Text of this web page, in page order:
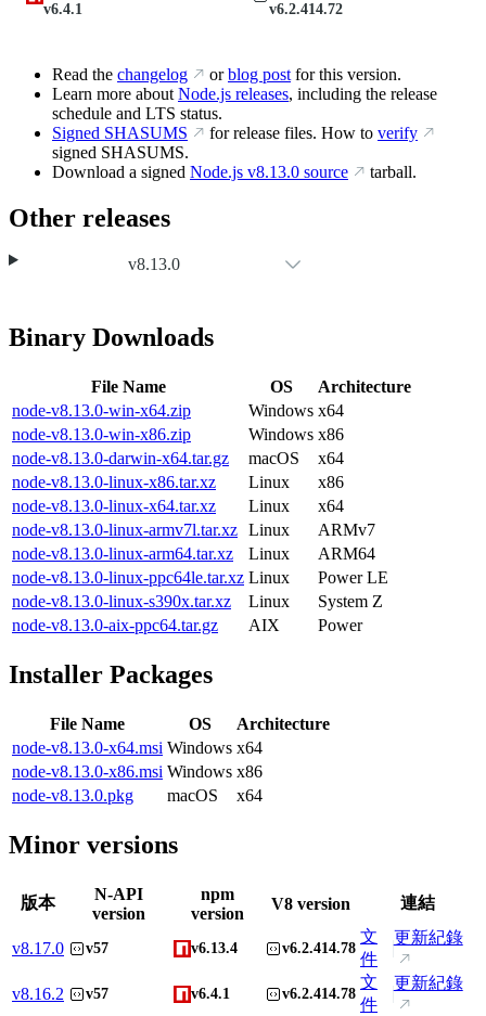
v6.4.1 v6.2.414.72
Read the changelog orblog post for this version.
Learn more about Node.js releases, including the release
schedule and LTS status.
Signed SHASUMS
for release files. How to verify
signed SHASUMS.
Download a signed Node.js v8.13.0 source tarball.
Other releases
v8.13.0
Binary Downloads
File Name OS
Architecture
node-v8.13.0-win-x64.zip
Windows x64
node-v8.13.0-win-x86.zip
Windows x86
node-v8.13.0-darwin-x64.tar.gz
macOS
x64
node-v8.13.0-linux-x86.tar.xz
Linux
x86
node-v8.13.0-linux-x64.tar.xz
Linux
x64
node-v8.13.0-linux-armv7l.tar.xz Linux
ARMv7
node-v8.13.0-linux-arm64.tar.xz
Linux
ARM64
node-v8.13.0-linux-ppc64le.tar.xz Linux
Power LE
node-v8.13.0-linux-s390x.tar.xz
Linux
System Z
node-v8.13.0-aix-ppc64.tar.gz
AIX Power
Installer Packages
File Name OS
Architecture
node-v8.13.0-x64.msi Windows x64
node-v8.13.0-x86.msi Windows x86
node-v8.13.0.pkg
macOS x64
Minor versions
版本
N-API
version
npm
version
V8 version 連結
v8.17.0 v57 v6.13.4 v6.2.414.78
文
件
更新紀錄
v8.16.2 v57 v6.4.1 v6.2.414.78
文
件
更新紀錄